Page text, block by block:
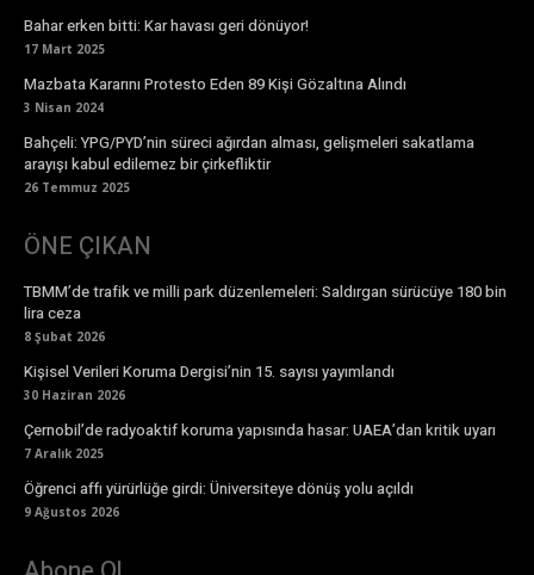
Bahar erken bitti: Kar havası geri dönüyor!
17 Mart 2025
Mazbata Kararını Protesto Eden 89 Kişi Gözaltına Alındı
3 Nisan 2024
Bahçeli: YPG/PYD’nin süreci ağırdan alması, gelişmeleri sakatlama
arayışı kabul edilemez bir çirkefliktir
26 Temmuz 2025
ÖNE ÇIKAN
TBMM’de trafik ve milli park düzenlemeleri: Saldırgan sürücüye 180 bin
lira ceza
8 Şubat 2026
Kişisel Verileri Koruma Dergisi’nin 15. sayısı yayımlandı
30 Haziran 2026
Çernobil’de radyoaktif koruma yapısında hasar: UAEA’dan kritik uyarı
7 Aralık 2025
Öğrenci affı yürürlüğe girdi: Üniversiteye dönüş yolu açıldı
9 Ağustos 2026